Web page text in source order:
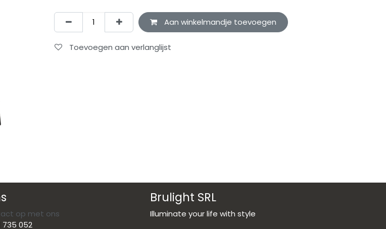
Aan winkelmandje toevoegen
Toevoegen aan verlanglijst
op met ons
735 052
Brulight SRL
Illuminate your life with style